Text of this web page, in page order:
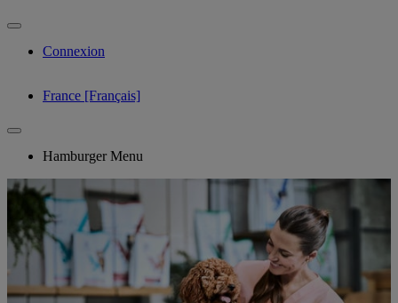
Connexion
France [Français]
Hamburger Menu